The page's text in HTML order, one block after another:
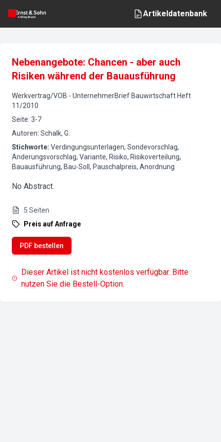
Artikeldatenbank
Nebenangebote: Chancen - aber auch
Risiken während der Bauausführung
Werkvertrag/VOB - UnternehmerBrief Bauwirtschaft Heft
11/2010
Seite: 3-7
Autoren: Schalk, G.
Stichworte: Verdingungsunterlagen, Sondevorschlag,
Änderungsvorschlag, Variante, Risiko, Risikoverteilung,
Bauausführung, Bau-Soll, Pauschalpreis, Anordnung
No Abstract.
5 Seiten
Preis auf Anfrage
PDF bestellen
Dieser Artikel ist nicht kostenlos verfügbar. Bitte
nutzen Sie die Bestell-Option.